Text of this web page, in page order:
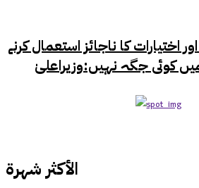
اختیارات کا ناجائز استعمال کرنے
کوئی جگہ نہیں:وزیراعلیٰ
الأكثر شهرة